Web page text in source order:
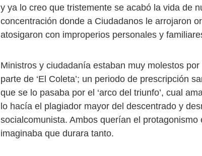
y ya lo creo que tristemente se acabó la vida de
concentración donde a Ciudadanos le arrojaron
atosigaron con improperios personales y
Ministros y ciudadanía estaban muy molestos
parte de ‘El Coleta’; un periodo de prescripción
que se lo pasaba por el ‘arco del triunfo’, cual
lo hacía el plagiador mayor del descentrado y
socialcomunista. Ambos querían el
imaginaba que durara tanto.